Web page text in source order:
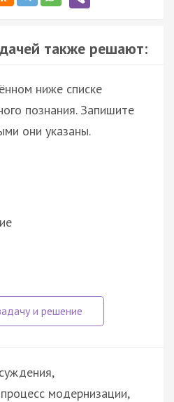
также решают:
ниже списке
познания. Запишите
они указаны.
модернизации,